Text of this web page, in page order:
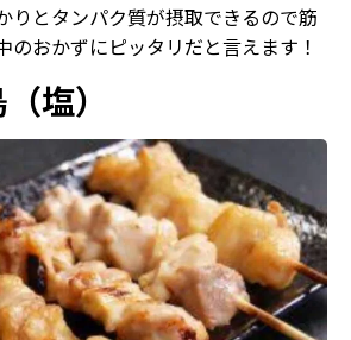
りとタンパク質が摂取できるので筋
のおかずにピッタリだと言えます！
塩）